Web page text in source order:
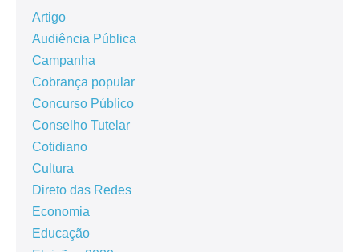
Artigo
Audiência Pública
Campanha
Cobrança popular
Concurso Público
Conselho Tutelar
Cotidiano
Cultura
Direto das Redes
Economia
Educação